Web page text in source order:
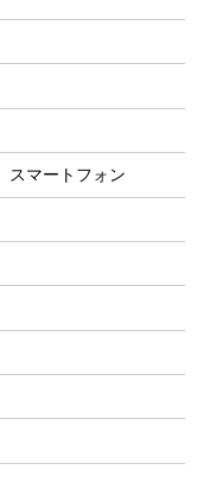
スマートフォン